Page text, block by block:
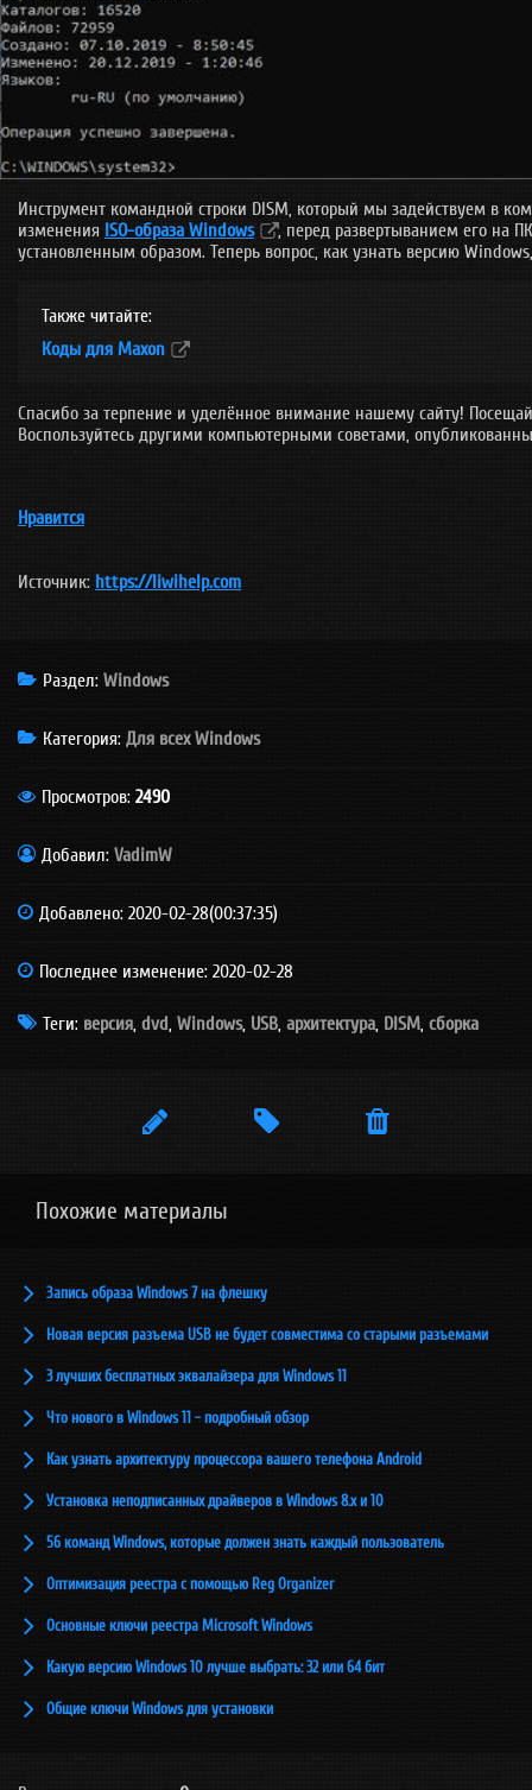
Инструмент командной строки DISM, который мы задействуем в
изменения ISO-образа Windows
, перед развертыванием его на
установленным образом. Теперь вопрос, как узнать версию
Также читайте:
Коды для Maxon
Спасибо за терпение и уделённое внимание нашему сайту!
Воспользуйтесь другими компьютерными советами,
Нравится
Источник: https://liwihelp.com
Раздел: Windows
Категория: Для всех Windows
Просмотров: 2490
Добавил: VadimW
Добавлено: 2020-02-28(00:37:35)
Последнее изменение: 2020-02-28
Теги: версия, dvd, Windows, USB, архитектура, DISM, сборка
  
Похожие материалы
Запись образа Windows 7 на флешку
Новая версия разъема USB не будет совместима со старыми разъемами
3 лучших бесплатных эквалайзера для Windows 11
Что нового в Windows 11 - подробный обзор
Как узнать архитектуру процессора вашего телефона Android
Установка неподписанных драйверов в Windows 8.x и 10
56 команд Windows, которые должен знать каждый пользователь
Оптимизация реестра с помощью Reg Organizer
Основные ключи реестра Microsoft Windows
Какую версию Windows 10 лучше выбрать: 32 или 64 бит
Общие ключи Windows для установки